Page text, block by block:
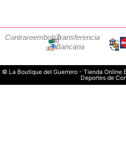
ContrareembolsoTransferencia
Bancaria
© La Boutique del Guerrero - Tienda Online
Deportes de